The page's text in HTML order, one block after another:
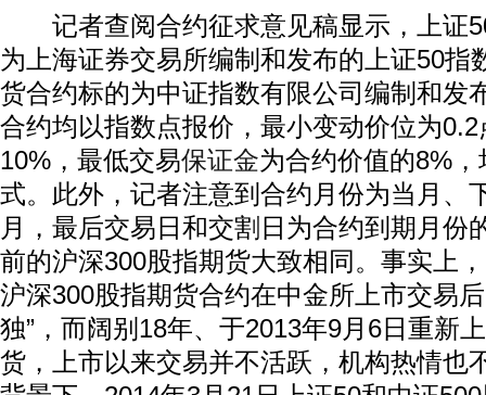
记者查阅合约征求意见稿显示，上证
为上海证券交易所编制和发布的上证50指
货合约标的为中证指数有限公司编制和发
合约均以指数点报价，最小变动价位为0.2
10%，最低交易保证金为合约价值的8%
式。此外，记者注意到合约月份为当月、
月，最后交易日和交割日为合约到期月份
前的沪深300股指期货大致相同。事实上
沪深300股指期货合约在中金所上市交易
独”，而阔别18年、于2013年9月6日重新
货，上市以来交易并不活跃，机构热情也